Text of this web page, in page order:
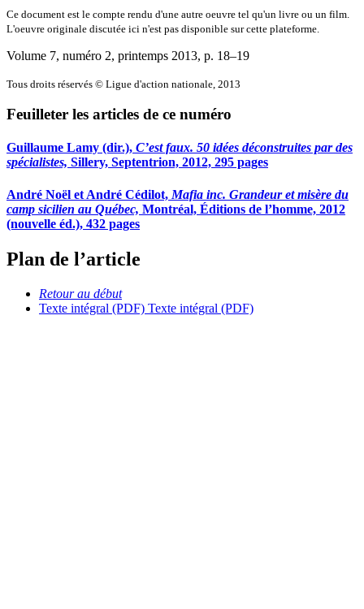
Ce document est le compte rendu d'une autre oeuvre tel qu'un livre ou un film.
L'oeuvre originale discutée ici n'est pas disponible sur cette plateforme.
Volume 7, numéro 2, printemps 2013, p. 18–19
Tous droits réservés © Ligue d'action nationale, 2013
Feuilleter les articles de ce numéro
Guillaume Lamy (dir.), C’est faux. 50 idées déconstruites par des
spécialistes, Sillery, Septentrion, 2012, 295 pages
André Noël et André Cédilot, Mafia inc. Grandeur et misère du
camp sicilien au Québec, Montréal, Éditions de l’homme, 2012
(nouvelle éd.), 432 pages
Plan de l’article
Retour au début
Texte intégral (PDF) Texte intégral (PDF)